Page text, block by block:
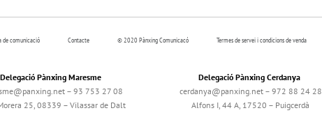
de comunicació Contacte © 2020 Pànxing Comunicacó Termes de servei i condicions de venda
Delegació Pànxing Maresme
– 93 753 27 08
25, 08339 – Vilassar de Dalt
Delegació Pànxing Cerdanya
cerdanya@panxing.net – 972 88 24 28
Alfons I, 44 A, 17520 – Puigcerdà